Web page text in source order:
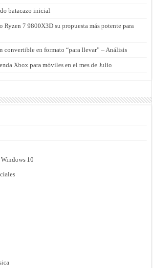
batacazo inicial
Ryzen 7 9800X3D su propuesta más potente para
en formato “para llevar” – Análisis
Xbox para móviles en el mes de Julio
10